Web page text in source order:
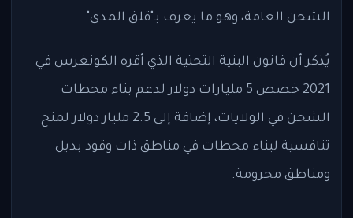
الشحن العامة، وهو ما يعرف بـ"قلق المدى".
يُذكر أن قانون البنية التحتية الذي أقره الكونغرس في
2021 خصص 5 مليارات دولار لدعم بناء محطات
الشحن في الولايات، إضافة إلى 2.5 مليار دولار لمنح
تنافسية لبناء محطات في مناطق ذات وقود بديل
ومناطق محرومة.